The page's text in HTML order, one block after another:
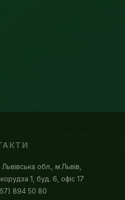
обл., м.Львів,
1, буд. 6, офіс 17
894 50 80